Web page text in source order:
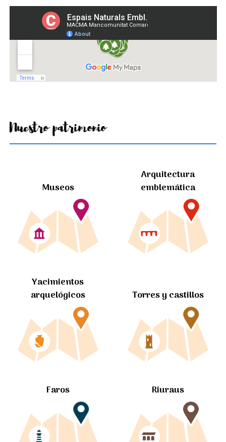
Nuestro patrimonio
Museos
Arquitectura
emblemática
Yacimientos
arquelógicos
Torres y castillos
Faros Riuraus